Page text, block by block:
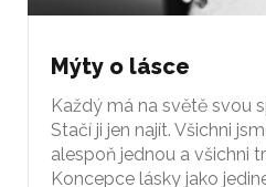
Mýty o lásce
Každý má na světě svou
Stačí ji jen najít. Všichni
alespoň jednou a všichni
Koncepce lásky jako